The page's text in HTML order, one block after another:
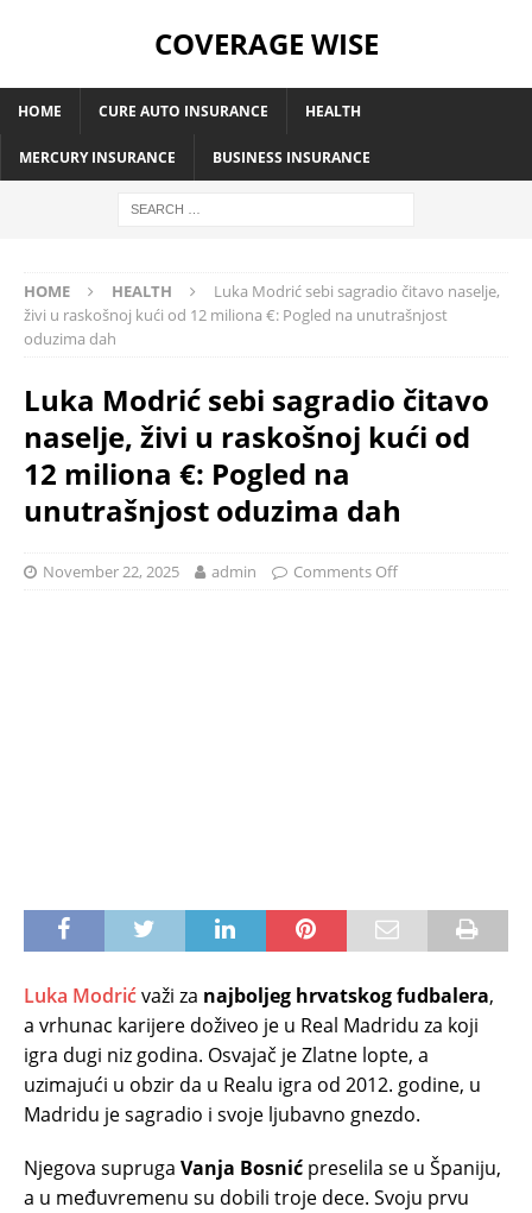
COVERAGE WISE
HOME CURE AUTO INSURANCE HEALTH
MERCURY INSURANCE BUSINESS INSURANCE
HOME HEALTH
Luka Modrić sebi sagradio čitavo naselje,
živi u raskošnoj kući od 12 miliona €: Pogled na unutrašnjost
oduzima dah
Luka Modrić sebi sagradio čitavo
naselje, živi u raskošnoj kući od
12 miliona €: Pogled na
unutrašnjost oduzima dah
November 22, 2025 admin Comments Off
Luka Modrićvaži za najboljeg hrvatskog fudbalera,
a vrhunac karijere doživeo je u Real Madridu za koji
igra dugi niz godina. Osvajač je Zlatne lopte, a
uzimajući u obzir da u Realu igra od 2012. godine, u
Madridu je sagradio i svoje ljubavno gnezdo.
Njegova supruga Vanja Bosnić preselila se u Španiju,
a u međuvremenu su dobili troje dece. Svoju prvu